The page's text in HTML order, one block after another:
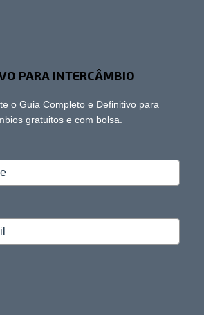
PARA INTERCÂMBIO
o Guia Completo e Definitivo para
gratuitos e com bolsa.